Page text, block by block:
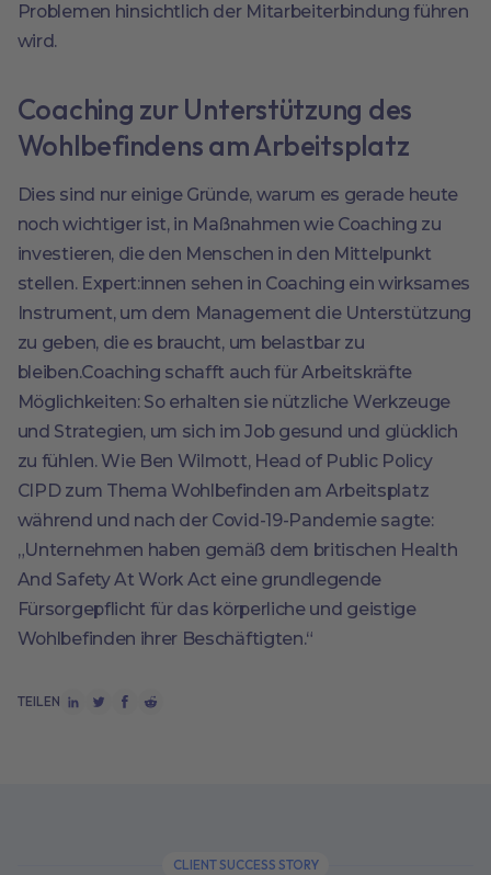
Problemen hinsichtlich der Mitarbeiterbindung führen
wird.
Coaching zur Unterstützung des
Wohlbefindens am Arbeitsplatz
Dies sind nur einige Gründe, warum es gerade heute
noch wichtiger ist, in Maßnahmen wie Coaching zu
investieren, die den Menschen in den Mittelpunkt
stellen. Expert:innen sehen in Coaching ein wirksames
Instrument, um dem Management die Unterstützung
zu geben, die es braucht, um belastbar zu
bleiben.Coaching schafft auch für Arbeitskräfte
Möglichkeiten: So erhalten sie nützliche Werkzeuge
und Strategien, um sich im Job gesund und glücklich
zu fühlen. Wie Ben Wilmott, Head of Public Policy
CIPD zum Thema Wohlbefinden am Arbeitsplatz
während und nach der Covid-19-Pandemie sagte:
„Unternehmen haben gemäß dem britischen Health
And Safety At Work Act eine grundlegende
Fürsorgepflicht für das körperliche und geistige
Wohlbefinden ihrer Beschäftigten.“
TEILEN
CLIENT SUCCESS STORY